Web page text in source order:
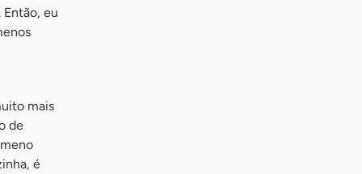
eu
mais
de
é